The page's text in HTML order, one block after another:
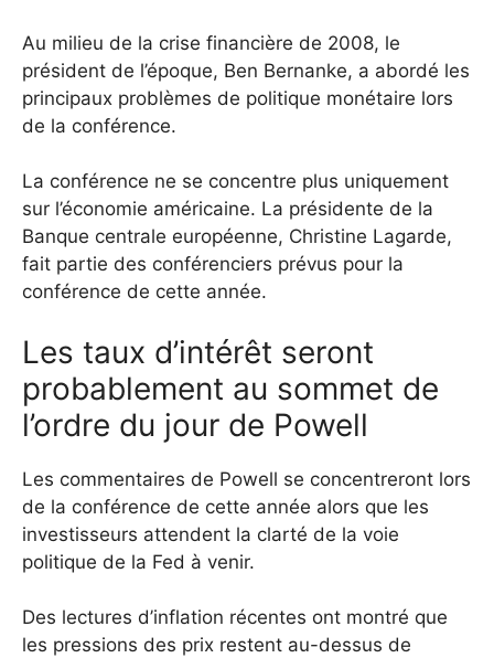
Au milieu de la crise financière de 2008, le
président de l’époque, Ben Bernanke, a abordé les
principaux problèmes de politique monétaire lors
de la conférence.
La conférence ne se concentre plus uniquement
sur l’économie américaine. La présidente de la
Banque centrale européenne, Christine Lagarde,
fait partie des conférenciers prévus pour la
conférence de cette année.
Les taux d’intérêt seront
probablement au sommet de
l’ordre du jour de Powell
Les commentaires de Powell se concentreront lors
de la conférence de cette année alors que les
investisseurs attendent la clarté de la voie
politique de la Fed à venir.
Des lectures d’inflation récentes ont montré que
les pressions des prix restent au-dessus de